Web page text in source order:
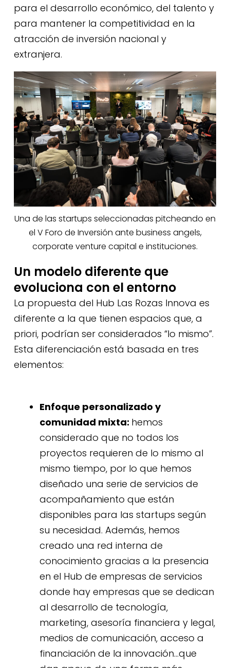
para el desarrollo económico, del talento y
para mantener la competitividad en la
atracción de inversión nacional y
extranjera.
Una de las startups seleccionadas pitcheando en
el V Foro de Inversión ante business angels,
corporate venture capital e instituciones.
Un modelo diferente que
evoluciona con el entorno
La propuesta del Hub Las Rozas Innova es
diferente a la que tienen espacios que, a
priori, podrían ser considerados “lo mismo”.
Esta diferenciación está basada en tres
elementos:
Enfoque personalizado y
comunidad mixta: hemos
considerado que no todos los
proyectos requieren de lo mismo al
mismo tiempo, por lo que hemos
diseñado una serie de servicios de
acompañamiento que están
disponibles para las startups según
su necesidad. Además, hemos
creado una red interna de
conocimiento gracias a la presencia
en el Hub de empresas de servicios
donde hay empresas que se dedican
al desarrollo de tecnología,
marketing, asesoría financiera y legal,
medios de comunicación, acceso a
financiación de la innovación…que